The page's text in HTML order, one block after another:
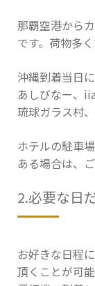
那覇空港から
です。荷物多
沖縄到着当日
あしびなー、
琉球ガラス村
ホテルの駐車
ある場合は、
2.必要な日
お好きな日程
頂くことが可